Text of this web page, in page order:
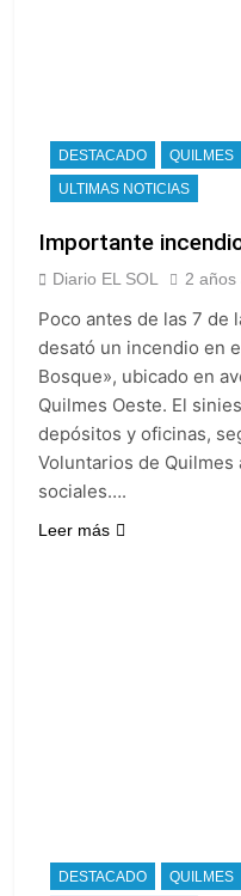
DESTACADO QUILMES
ULTIMAS NOTICIAS
Importante
Diario EL SOL 2 años
Poco antes de las 7 de
desató un incendio en
Bosque», ubicado en
Quilmes Oeste. El
depósitos y oficinas,
Voluntarios de
sociales….
Leer más
DESTACADO QUILMES